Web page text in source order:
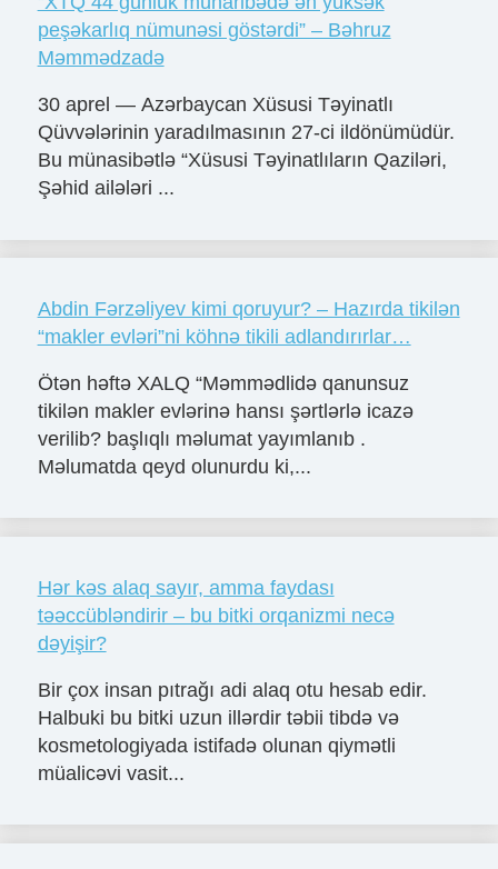
peşəkarlıq nümunəsi göstərdi” – Bəhruz
Məmmədzadə
30 aprel — Azərbaycan Xüsusi Təyinatlı
Qüvvələrinin yaradılmasının 27-ci ildönümüdür.
Bu münasibətlə “Xüsusi Təyinatlıların Qaziləri,
Şəhid ailələri ...
Abdin Fərzəliyev kimi qoruyur? – Hazırda tikilən
“makler evləri”ni köhnə tikili adlandırırlar…
Ötən həftə XALQ “Məmmədlidə qanunsuz
tikilən makler evlərinə hansı şərtlərlə icazə
verilib? başlıqlı məlumat yayımlanıb .
Məlumatda qeyd olunurdu ki,...
Hər kəs alaq sayır, amma faydası
təəccübləndirir – bu bitki orqanizmi necə
dəyişir?
Bir çox insan pıtrağı adi alaq otu hesab edir.
Halbuki bu bitki uzun illərdir təbii tibdə və
kosmetologiyada istifadə olunan qiymətli
müalicəvi vasit...